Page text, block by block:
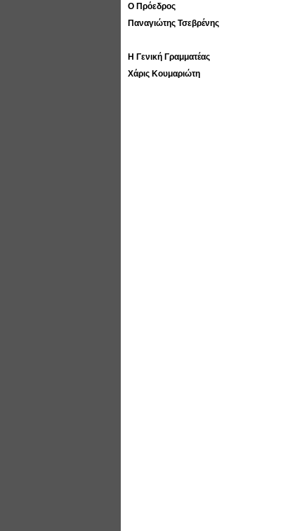
Ο Πρόεδρος
Παναγιώτης Τσεβρένης
Η Γενική Γραμματέας
Χάρις Κουμαριώτη